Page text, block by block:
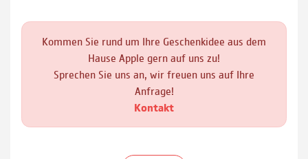
Kommen Sie rund um Ihre Geschenkidee aus dem
Hause Apple gern auf uns zu!
Sprechen Sie uns an, wir freuen uns auf Ihre
Anfrage!
Kontakt